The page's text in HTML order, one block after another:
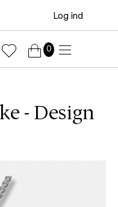
Log ind
0
- Design